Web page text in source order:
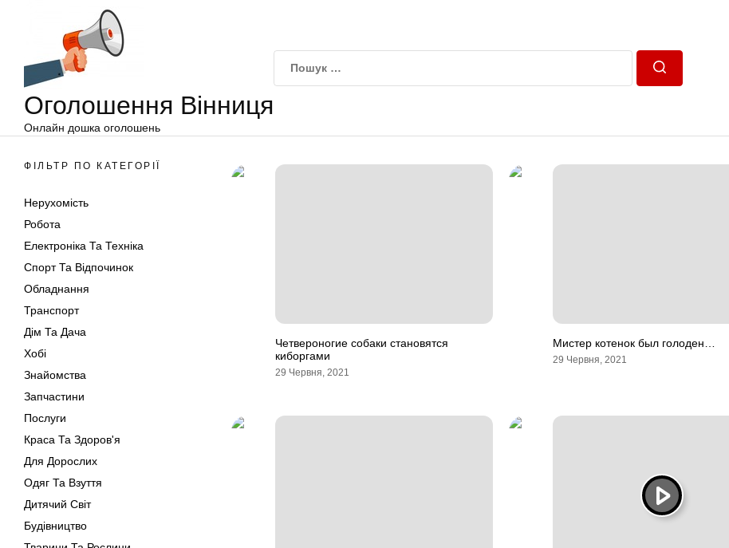
Оголошення Вінниця
Онлайн дошка оголошень
ФІЛЬТР ПО КАТЕГОРІЇ
Нерухомість
Робота
Електроніка Та Техніка
Спорт Та Відпочинок
Обладнання
Транспорт
Дім Та Дача
Хобі
Знайомства
Запчастини
Послуги
Краса Та Здоров'я
Для Дорослих
Одяг Та Взуття
Дитячий Світ
Будівництво
Четвероногие собаки становятся
киборгами
29 Червня, 2021
Мистер котенок был голоден…
29 Червня, 2021